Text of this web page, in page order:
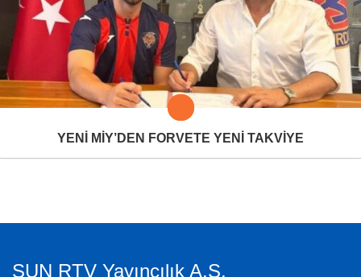
YENİ MİY’DEN FORVETE YENİ TAKVİYE
SUN RTV Yayıncılık A.Ş.